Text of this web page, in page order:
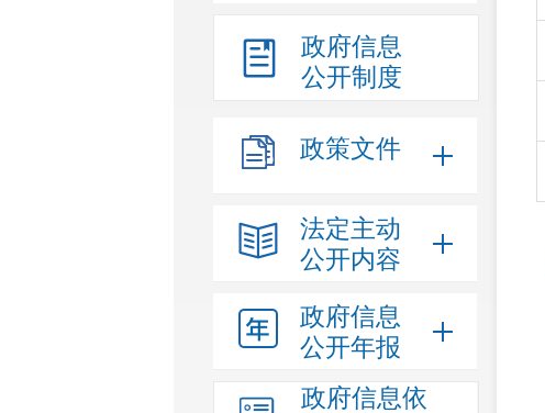
政府信息
公开制度
政策文件
法定主动
公开内容
政府信息
公开年报
政府信息依